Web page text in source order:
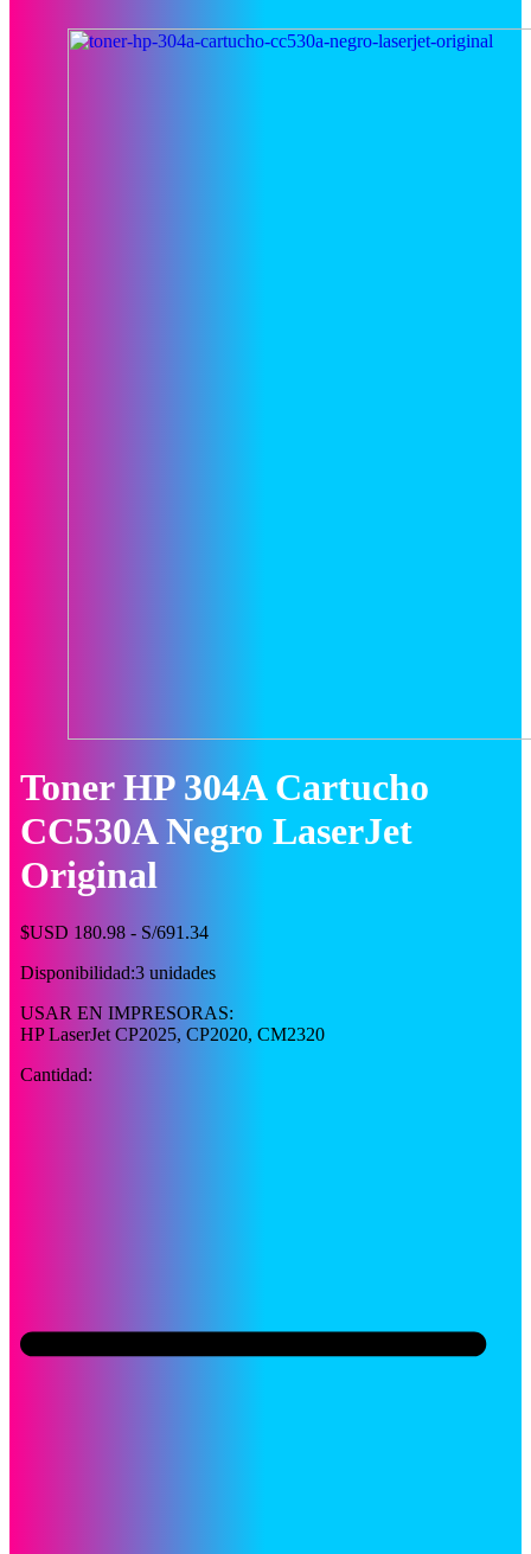
Toner HP 304A Cartucho
CC530A Negro LaserJet
Original
$USD 180.98 - S/691.34
Disponibilidad:3 unidades
USAR EN IMPRESORAS:
HP LaserJet CP2025, CP2020, CM2320
Cantidad: